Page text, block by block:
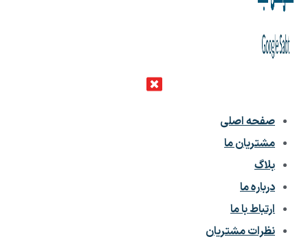
صفحه اصلی
مشتریان ما
بلاگ
درباره ما
ارتباط با ما
نظرات مشتریان